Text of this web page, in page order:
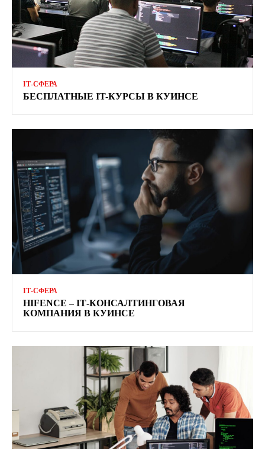
ІТ-СФЕРА
БЕСПЛАТНЫЕ IT-КУРСЫ В КУИНСЕ
ІТ-СФЕРА
HIFENCE – ІТ-КОНСАЛТИНГОВАЯ
КОМПАНИЯ В КУИНСЕ